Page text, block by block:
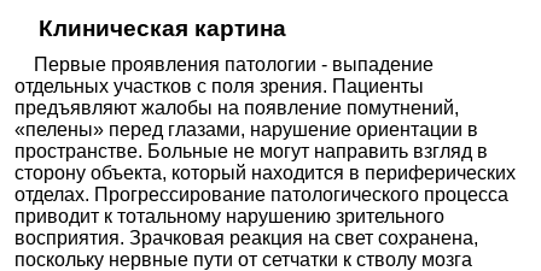
Клиническая картина
Первые проявления патологии - выпадение
отдельных участков с поля зрения. Пациенты
предъявляют жалобы на появление помутнений,
«пелены» перед глазами, нарушение ориентации в
пространстве. Больные не могут направить взгляд в
сторону объекта, который находится в периферических
отделах. Прогрессирование патологического процесса
приводит к тотальному нарушению зрительного
восприятия. Зрачковая реакция на свет сохранена,
поскольку нервные пути от сетчатки к стволу мозга